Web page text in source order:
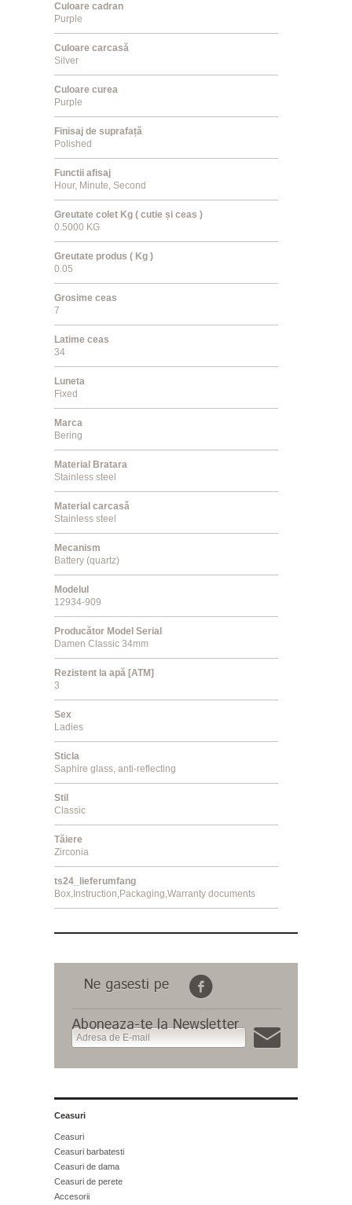
Culoare cadran
Purple
Culoare carcasă
Silver
Culoare curea
Purple
Finisaj de suprafață
Polished
Functii afisaj
Hour, Minute, Second
Greutate colet Kg ( cutie și ceas )
0.5000 KG
Greutate produs ( Kg )
0.05
Grosime ceas
7
Latime ceas
34
Luneta
Fixed
Marca
Bering
Material Bratara
Stainless steel
Material carcasă
Stainless steel
Mecanism
Battery (quartz)
Modelul
12934-909
Producător Model Serial
Damen Classic 34mm
Rezistent la apă [ATM]
3
Sex
Ladies
Sticla
Saphire glass, anti-reflecting
Stil
Classic
Tăiere
Zirconia
ts24_lieferumfang
Box,Instruction,Packaging,Warranty documents
Ne gasesti pe
Aboneaza-te la Newsletter
Ceasuri
Ceasuri
Ceasuri barbatesti
Ceasuri de dama
Ceasuri de perete
Accesorii